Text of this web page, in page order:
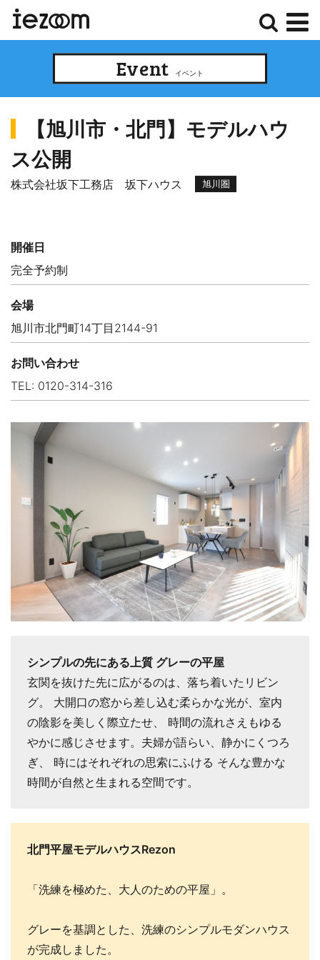
ュ
Event イベント
【旭川市・北門】モデルハウ
ス公開
株式会社坂下工務店 坂下ハウス 旭川圏
開催日
完全予約制
会場
旭川市北門町14丁目2144-91
お問い合わせ
TEL: 0120-314-316
シンプルの先にある上質 グレーの平屋
玄関を抜けた先に広がるのは、落ち着いたリビン
グ。 大開口の窓から差し込む柔らかな光が、室内
の陰影を美しく際立たせ、 時間の流れさえもゆる
やかに感じさせます。夫婦が語らい、静かにくつろ
ぎ、 時にはそれぞれの思索にふける そんな豊かな
時間が自然と生まれる空間です。
北門平屋モデルハウスRezon
「洗練を極めた、大人のための平屋」。
グレーを基調とした、洗練のシンプルモダンハウス
が完成しました。